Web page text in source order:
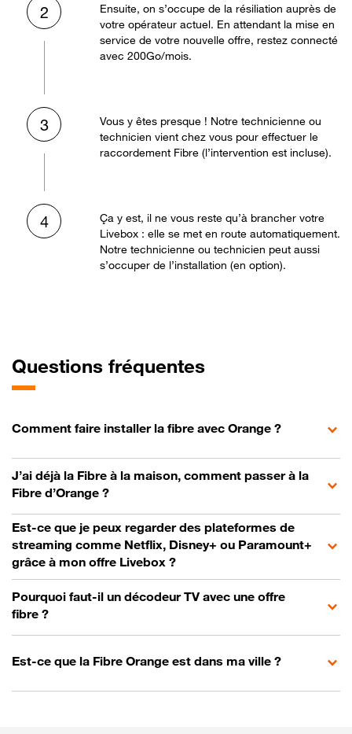
2
Ensuite, on s’occupe de la résiliation auprès de
votre opérateur actuel. En attendant la mise en
service de votre nouvelle offre, restez connecté
avec 200Go/mois.
3
Vous y êtes presque ! Notre technicienne ou
technicien vient chez vous pour effectuer le
raccordement Fibre (l’intervention est incluse).
4
Ça y est, il ne vous reste qu’à brancher votre
Livebox : elle se met en route automatiquement.
Notre technicienne ou technicien peut aussi
s’occuper de l’installation (en option).
Questions fréquentes
Comment faire installer la fibre avec Orange ?
J’ai déjà la Fibre à la maison, comment passer à la
Fibre d’Orange ?
Est-ce que je peux regarder des plateformes de
streaming comme Netflix, Disney+ ou Paramount+
grâce à mon offre Livebox ?
Pourquoi faut-il un décodeur TV avec une offre
fibre ?
Est-ce que la Fibre Orange est dans ma ville ?